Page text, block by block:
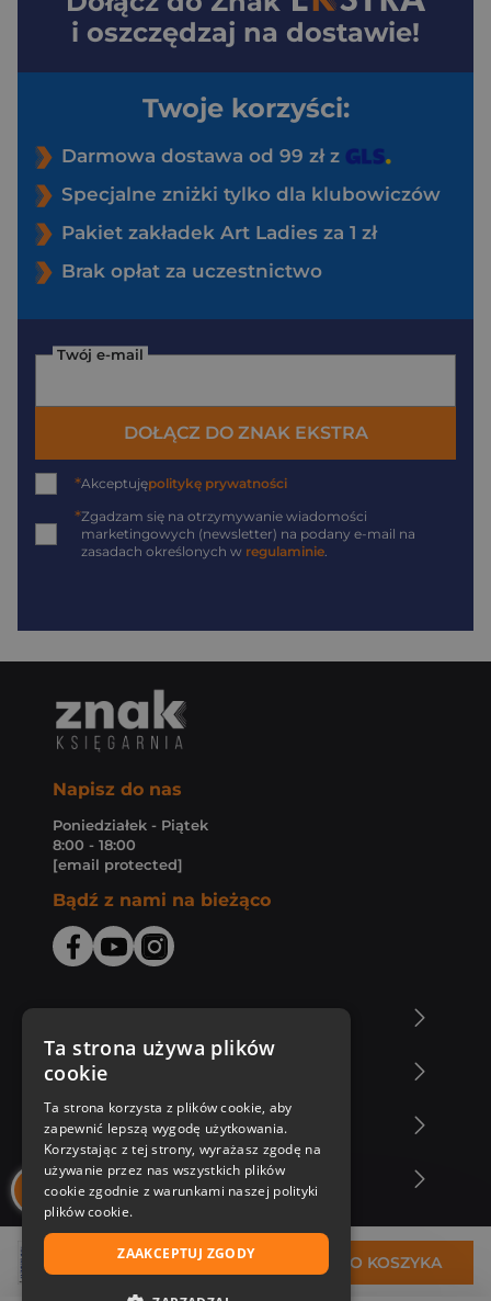
74,33 zł DO KOSZYKA
i oszczędzaj na dostawie!
Twoje korzyści:
Darmowa dostawa od 99 zł z
Specjalne zniżki tylko dla klubowiczów
Pakiet zakładek Art Ladies za 1 zł
Brak opłat za uczestnictwo
Twój e-mail
DOŁĄCZ DO ZNAK EKSTRA
*Akceptujępolitykę prywatności
*Zgadzam się na otrzymywanie wiadomości
marketingowych (newsletter) na podany e-mail na
zasadach określonych w regulaminie
Napisz do nas
Poniedziałek - Piątek
8:00 - 18:00
[email protected]
Bądź z nami na bieżąco
Zakupy u nas
Nasza oferta
Nasi autorzy
Ta strona używa plików
cookie
Ta strona korzysta z plików cookie, aby
zapewnić lepszą wygodę użytkowania.
Korzystając z tej strony, wyrażasz zgodę na
używanie przez nas wszystkich plików
cookie zgodnie z warunkami naszej polityki
plików cookie.
ZAAKCEPTUJ ZGODY